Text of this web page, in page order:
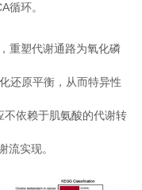
循环。
重塑代谢通路为氧化磷
还原平衡，从而特异性
不依赖于肌氨酸的代谢转
流实现。